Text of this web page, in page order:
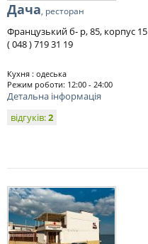
Дача, ресторан
Французький б- р, 85, корпус 15
( 048 ) 719 31 19
Кухня : одеська
Режим роботи: 12:00 - 24:00
Детальна інформація
відгуків:2